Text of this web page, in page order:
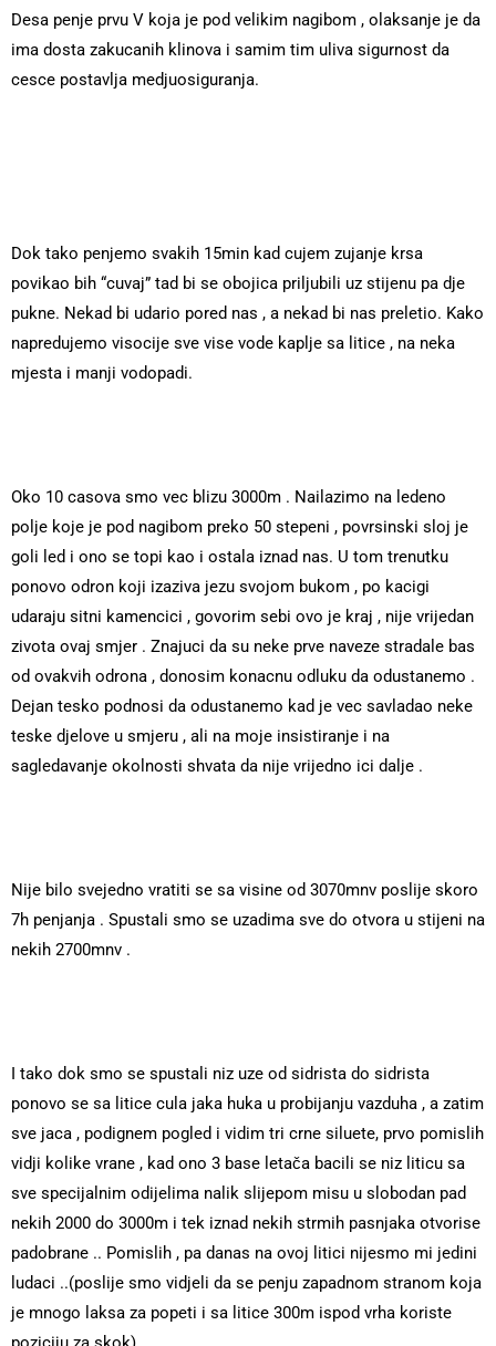
Desa penje prvu V koja je pod velikim nagibom , olaksanje je da
ima dosta zakucanih klinova i samim tim uliva sigurnost da
cesce postavlja medjuosiguranja.
Dok tako penjemo svakih 15min kad cujem zujanje krsa
povikao bih “cuvaj” tad bi se obojica priljubili uz stijenu pa dje
pukne. Nekad bi udario pored nas , a nekad bi nas preletio. Kako
napredujemo visocije sve vise vode kaplje sa litice , na neka
mjesta i manji vodopadi.
Oko 10 casova smo vec blizu 3000m . Nailazimo na ledeno
polje koje je pod nagibom preko 50 stepeni , povrsinski sloj je
goli led i ono se topi kao i ostala iznad nas. U tom trenutku
ponovo odron koji izaziva jezu svojom bukom , po kacigi
udaraju sitni kamencici , govorim sebi ovo je kraj , nije vrijedan
zivota ovaj smjer . Znajuci da su neke prve naveze stradale bas
od ovakvih odrona , donosim konacnu odluku da odustanemo .
Dejan tesko podnosi da odustanemo kad je vec savladao neke
teske djelove u smjeru , ali na moje insistiranje i na
sagledavanje okolnosti shvata da nije vrijedno ici dalje .
Nije bilo svejedno vratiti se sa visine od 3070mnv poslije skoro
7h penjanja . Spustali smo se uzadima sve do otvora u stijeni na
nekih 2700mnv .
I tako dok smo se spustali niz uze od sidrista do sidrista
ponovo se sa litice cula jaka huka u probijanju vazduha , a zatim
sve jaca , podignem pogled i vidim tri crne siluete, prvo pomislih
vidji kolike vrane , kad ono 3 base letača bacili se niz liticu sa
sve specijalnim odijelima nalik slijepom misu u slobodan pad
nekih 2000 do 3000m i tek iznad nekih strmih pasnjaka otvorise
padobrane .. Pomislih , pa danas na ovoj litici nijesmo mi jedini
ludaci ..(poslije smo vidjeli da se penju zapadnom stranom koja
je mnogo laksa za popeti i sa litice 300m ispod vrha koriste